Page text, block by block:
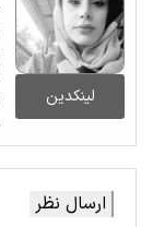
لینکدین
ارسال نظر